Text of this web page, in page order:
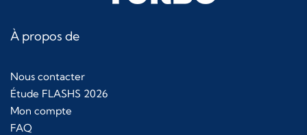
À propos de
Nous contacter
Étude FLASHS 2026
Mon compte
FAQ